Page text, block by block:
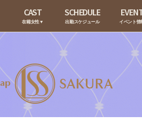
CAST
在籍女性▼
SCHEDULE
出勤スケジュール イベント情